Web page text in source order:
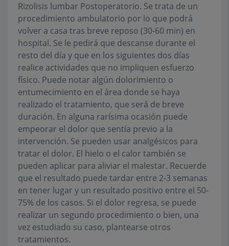
Rizolisis lumbar Postoperatorio. Se trata de un
procedimiento ambulatorio por lo que podrá
volver a casa tras breve reposo (30-60 min) en
hospital. Se le pedirá que descanse durante el
resto del día y que en los siguientes dos días
realice actividades que no impliquen esfuerzo
físico. Puede notar algún dolorimiento o
entumecimiento en el área donde se haya
realizado el tratamiento, que será de breve
duración. En alguna rarísima ocasión puede
empeorar el dolor que sentía previo a la
intervención. Se pueden usar analgésicos para
tratar el dolor. El hielo o el calor también se
pueden aplicar para aliviar el malestar. Recuerde
que el resultado puede tardar entre 2-3 semanas
en tener lugar y un resultado positivo entre el 50-
75% de los casos. Si el dolor regresa, se puede
realizar un segundo procedimiento o bien, una
vez estudiado su caso, plantearse otros
tratamientos.